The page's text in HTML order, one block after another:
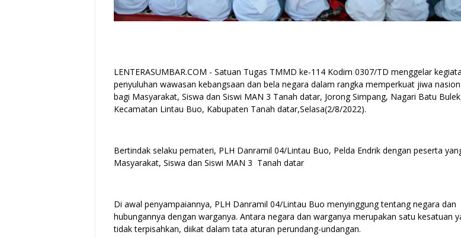
LENTERASUMBAR.COM - Satuan Tugas TMMD ke-114 Kodim 0307/TD menggelar
penyuluhan wawasan kebangsaan dan bela negara dalam rangka memperkuat jiwa
bagi Masyarakat, Siswa dan Siswi MAN 3 Tanah datar, Jorong Simpang, Nagari Batu
Kecamatan Lintau Buo, Kabupaten Tanah datar,Selasa(2/8/2022).
Bertindak selaku pemateri, PLH Danramil 04/Lintau Buo, Pelda Endrik dengan peserta
Masyarakat, Siswa dan Siswi MAN 3 Tanah datar
Di awal penyampaiannya, PLH Danramil 04/Lintau Buo menyinggung tentang negara dan
hubungannya dengan warganya. Antara negara dan warganya merupakan satu kesatuan
tidak terpisahkan, diikat dalam tata aturan perundang-undangan.